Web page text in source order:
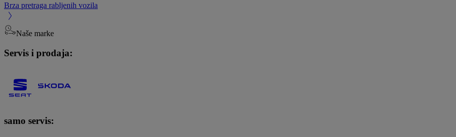
Brza pretraga rabljenih vozila
Naše marke
Servis i prodaja:
samo servis: